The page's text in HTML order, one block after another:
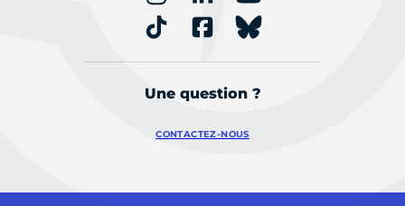
Une question ?
CONTACTEZ-NOUS